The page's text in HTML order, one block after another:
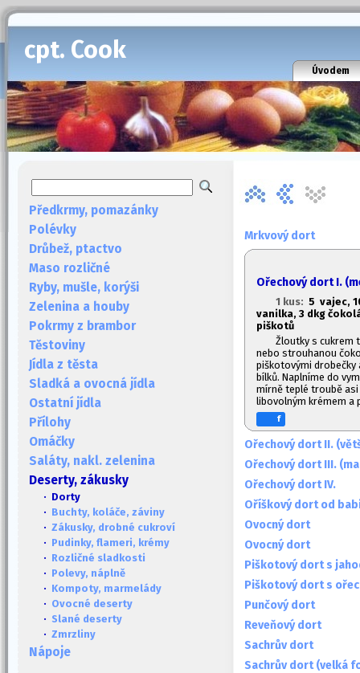
cpt. Cook
Úvodem
Předkrmy, pomazánky
Polévky
Drůbež, ptactvo
Maso rozličné
Ryby, mušle, korýši
Zelenina a houby
Pokrmy z brambor
Těstoviny
Jídla z těsta
Sladká a ovocná jídla
Ostatní jídla
Přílohy
Omáčky
Saláty, nakl. zelenina
Deserty, zákusky
· Dorty
· Buchty, koláče, záviny
· Zákusky, drobné cukroví
· Pudinky, flameri, krémy
· Rozličné sladkosti
· Polevy, náplně
· Kompoty, marmelády
· Ovocné deserty
· Slané deserty
· Zmrzliny
Nápoje
Mrkvový dort
Ořechový dort I.
1 kus: 5 vajec,
vanilka, 3 dkg
piškotů
Žloutky s cukrem
nebo strouhanou
piškotovými drobečky
bílků. Naplníme do
mírně teplé troubě
libovolným krémem a
f
Ořechový dort II.
Ořechový dort III.
Ořechový dort IV.
Oříškový dort od
Ovocný dort
Ovocný dort
Piškotový dort s
Piškotový dort s
Punčový dort
Reveňový dort
Sachrův dort
Sachrův dort (velká